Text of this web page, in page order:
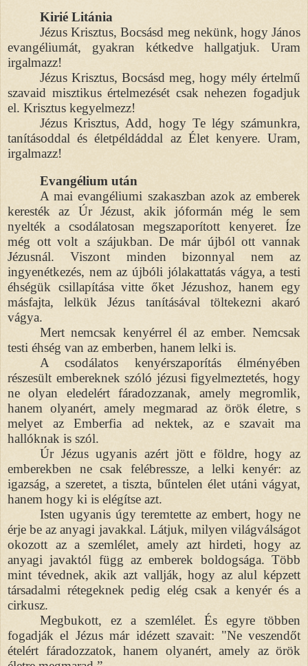
Kirié Litánia
Jézus Krisztus, Bocsásd meg nekünk, hogy János
evangéliumát, gyakran kétkedve hallgatjuk. Uram
irgalmazz!
Jézus Krisztus, Bocsásd meg, hogy mély értelmű
szavaid misztikus értelmezését csak nehezen fogadjuk
el. Krisztus kegyelmezz!
Jézus Krisztus, Add, hogy Te légy számunkra,
tanításoddal és életpéldáddal az Élet kenyere. Uram,
irgalmazz!
Evangélium után
A mai evangéliumi szakaszban azok az emberek
keresték az Úr Jézust, akik jóformán még le sem
nyelték a csodálatosan megszaporított kenyeret. Íze
még ott volt a szájukban. De már újból ott vannak
Jézusnál. Viszont minden bizonnyal nem az
ingyenétkezés, nem az újbóli jólakattatás vágya, a testi
éhségük csillapítása vitte őket Jézushoz, hanem egy
másfajta, lelkük Jézus tanításával töltekezni akaró
vágya.
Mert nemcsak kenyérrel él az ember. Nemcsak
testi éhség van az emberben, hanem lelki is.
A csodálatos kenyérszaporítás élményében
részesült embereknek szóló jézusi figyelmeztetés, hogy
ne olyan eledelért fáradozzanak, amely megromlik,
hanem olyanért, amely megmarad az örök életre, s
melyet az Emberfia ad nektek, az e szavait ma
hallóknak is szól.
Úr Jézus ugyanis azért jött e földre, hogy az
emberekben ne csak felébressze, a lelki kenyér: az
igazság, a szeretet, a tiszta, bűntelen élet utáni vágyat,
hanem hogy ki is elégítse azt.
Isten ugyanis úgy teremtette az embert, hogy ne
érje be az anyagi javakkal. Látjuk, milyen világválságot
okozott az a szemlélet, amely azt hirdeti, hogy az
anyagi javaktól függ az emberek boldogsága. Több
mint tévednek, akik azt vallják, hogy az alul képzett
társadalmi rétegeknek pedig elég csak a kenyér és a
cirkusz.
Megbukott, ez a szemlélet. És egyre többen
fogadják el Jézus már idézett szavait: "Ne veszendőt
ételért fáradozzatok, hanem olyanért, amely az örök